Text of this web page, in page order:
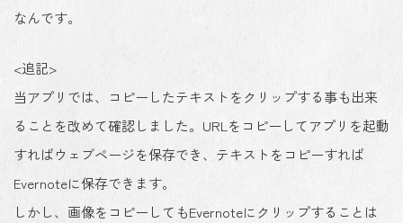
なんです。
<追記>
当アプリでは、コピーしたテキストをクリップする事も出来
ることを改めて確認しました。URLをコピーしてアプリを起動
すればウェブページを保存でき、テキストをコピーすれば
Evernoteに保存できます。
しかし、画像をコピーしてもEvernoteにクリップすることは